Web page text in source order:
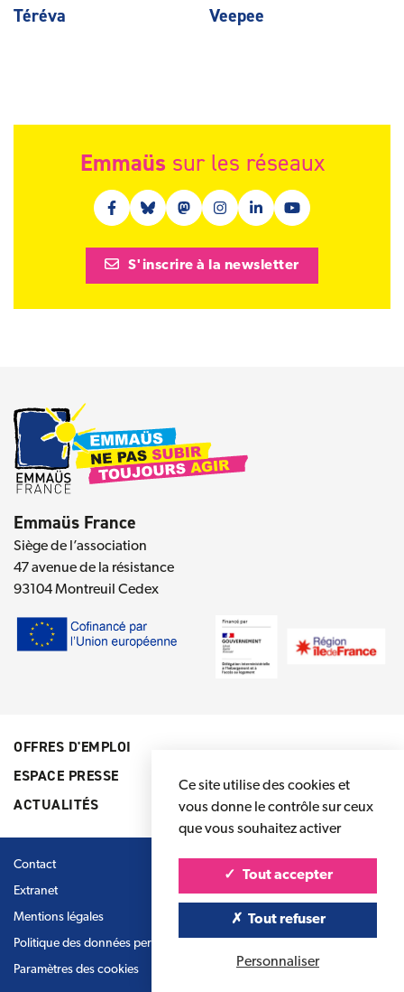
Téréva Veepee
Emmaüs sur les réseaux
Facebook (nouvelle fenêtre)
Bluesky (nouvelle fenêtre)
Mastodon (nouvelle fenêtre)
Instagram (nouvelle fenêtre)
Linkedin (nouvelle
Youtube
S'inscrire à la newsletter
Emmaüs France
Siège de l’association
47 avenue de la résistance
93104 Montreuil Cedex
OFFRES D'EMPLOI
ESPACE PRESSE
ACTUALITÉS
Contact
Extranet
Mentions légales
Politique des données personnelles
Paramètres des cookies
Ce site utilise des cookies et
vous donne le contrôle sur ceux
que vous souhaitez activer
Tout accepter
Tout refuser
Personnaliser